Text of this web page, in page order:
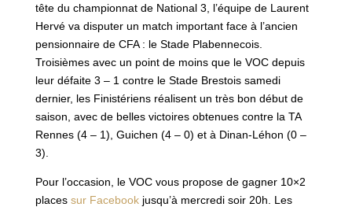
tête du championnat de National 3, l’équipe de Laurent
Hervé va disputer un match important face à l’ancien
pensionnaire de CFA : le Stade Plabennecois.
Troisièmes avec un point de moins que le VOC depuis
leur défaite 3 – 1 contre le Stade Brestois samedi
dernier, les Finistériens réalisent un très bon début de
saison, avec de belles victoires obtenues contre la TA
Rennes (4 – 1), Guichen (4 – 0) et à Dinan-Léhon (0 –
3).
Pour l’occasion, le VOC vous propose de gagner 10×2
places sur Facebookjusqu’à mercredi soir 20h. Les